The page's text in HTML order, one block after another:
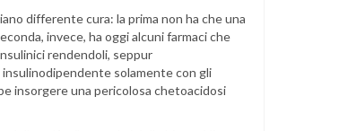
differente cura: la prima non ha che una
invece, ha oggi alcuni farmaci che
rendendoli, seppur
solamente con gli
insorgere una pericolosa chetoacidosi